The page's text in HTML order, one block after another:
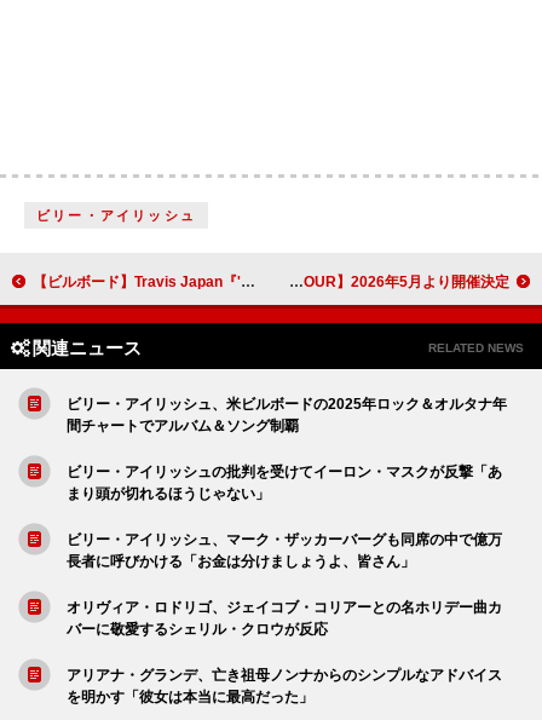
ビリー・アイリッシュ
【ビルボード】Travis Japan『's travelers』がDLアルバム首位獲得 Number_i／RADWIMPSトリビュートが続く ストレイテナー、ライブハウスでのワンマンツアー【STRAIGHT SONGS TOUR】2026年5月より開催決定
関連ニュース RELATED NEWS
ビリー・アイリッシュ、米ビルボードの2025年ロック＆オルタナ年
間チャートでアルバム＆ソング制覇
ビリー・アイリッシュの批判を受けてイーロン・マスクが反撃「あ
まり頭が切れるほうじゃない」
ビリー・アイリッシュ、マーク・ザッカーバーグも同席の中で億万
長者に呼びかける「お金は分けましょうよ、皆さん」
オリヴィア・ロドリゴ、ジェイコブ・コリアーとの名ホリデー曲カ
バーに敬愛するシェリル・クロウが反応
アリアナ・グランデ、亡き祖母ノンナからのシンプルなアドバイス
を明かす「彼女は本当に最高だった」